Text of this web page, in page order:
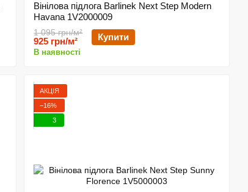
Вінілова підлога Barlinek Next Step Modern
Havana 1V2000009
1 095 грн/м²
925 грн/м² Купити
В наявності
АКЦІЯ
−16%
3